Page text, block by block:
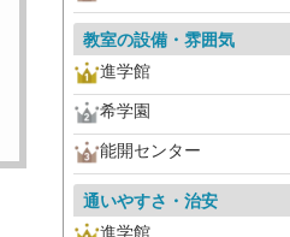
教室の設備・雰囲気
進学館
希学園
能開センター
通いやすさ・治安
進学館